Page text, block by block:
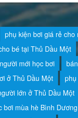
phụ kiện bơi giá rẻ
bé tại Thủ Dầu Một
mới học bơi
ở Thủ Dầu Một
lớn ở Thủ Dầu Một
bơi mùa hè Bình Dương